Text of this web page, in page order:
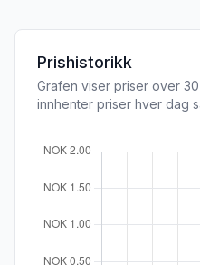
Produktbeskrivelse
Prishistorikk
Grafen viser priser over
innhenter priser hver dag